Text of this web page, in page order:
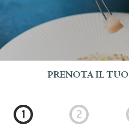
PRENOTA IL